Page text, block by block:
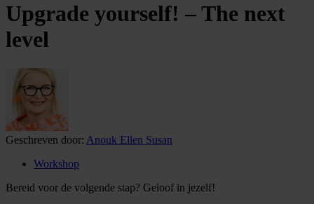
Upgrade yourself! – The next
level
Geschreven door: Anouk Ellen Susan
Workshop
Bereid voor de volgende stap? Geloof in jezelf!